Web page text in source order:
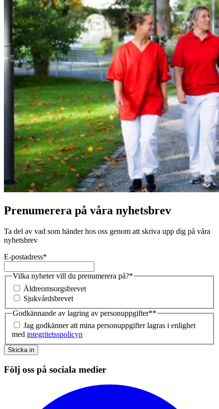
Prenumerera på våra nyhetsbrev
Ta del av vad som händer hos oss genom att skriva upp dig på våra
nyhetsbrev
E-postadress*
Vilka nyheter vill du prenumerera på?*
Äldreomsorgsbrevet
Sjukvårdsbrevet
Godkännande av lagring av personuppgifter**
Jag godkänner att mina personuppgifter lagras i enlighet
med integritetsspolicyn
Skicka in
Följ oss på sociala medier